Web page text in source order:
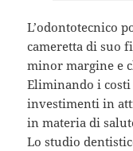
L’odontotecnico
cameretta di suo
minor margine e
Eliminando i
investimenti in
in materia di
Lo studio